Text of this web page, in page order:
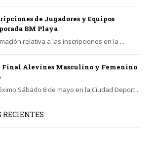
de Jugadores y Equipos
BM Playa
relativa a las inscripciones en la ...
Final Alevines Masculino y Femenino
Sábado 8 de mayo en la Ciudad Deport...
RECIENTES